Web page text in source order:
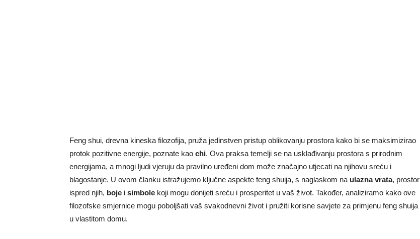
Feng shui, drevna kineska filozofija, pruža jedinstven pristup oblikovanju prostora kako bi se maksimizirao
protok pozitivne energije, poznate kao chi. Ova praksa temelji se na usklađivanju prostora s prirodnim
energijama, a mnogi ljudi vjeruju da pravilno uređeni dom može značajno utjecati na njihovu sreću i
blagostanje. U ovom članku istražujemo ključne aspekte feng shuija, s naglaskom na ulazna vrata, prostor
ispred njih, boje i simbole koji mogu donijeti sreću i prosperitet u vaš život. Također, analiziramo kako ove
filozofske smjernice mogu poboljšati vaš svakodnevni život i pružiti korisne savjete za primjenu feng shuija
u vlastitom domu.